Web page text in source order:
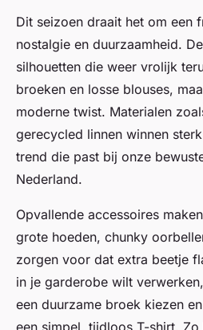
Dit seizoen draait het om een
nostalgie en duurzaamheid.
silhouetten die weer vrolijk
broeken en losse blouses,
moderne twist. Materialen
gerecycled linnen winnen
trend die past bij onze
Nederland.
Opvallende accessoires
grote hoeden, chunky
zorgen voor dat extra beetje
in je garderobe wilt
een duurzame broek kiezen